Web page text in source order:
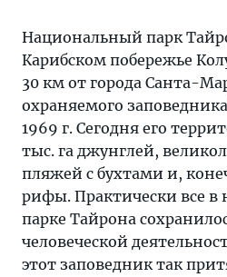
Национальный парк
Карибском побережье
30 км от города Санта-
охраняемого
1969 г. Сегодня его
тыс. га джунглей,
пляжей с бухтами и,
рифы. Практически все в
парке Тайрона
человеческой
этот заповедник так